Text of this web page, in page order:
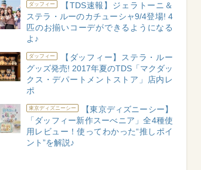
ダッフィー
【TDS速報】ジェラトーニ＆
ステラ・ルーのカチューシャ9/4登場! 4
匹のお揃いコーデができるようになる
よ♪
ダッフィー
【ダッフィー】ステラ・ルー
グッズ発売! 2017年夏のTDS「マクダッ
クス・デパートメントストア」店内レ
ポ
東京ディズニーシー
【東京ディズニーシー】
「ダッフィー新作スーべニア」全4種使
用レビュー！使ってわかった“推しポイ
ント”を解説♪